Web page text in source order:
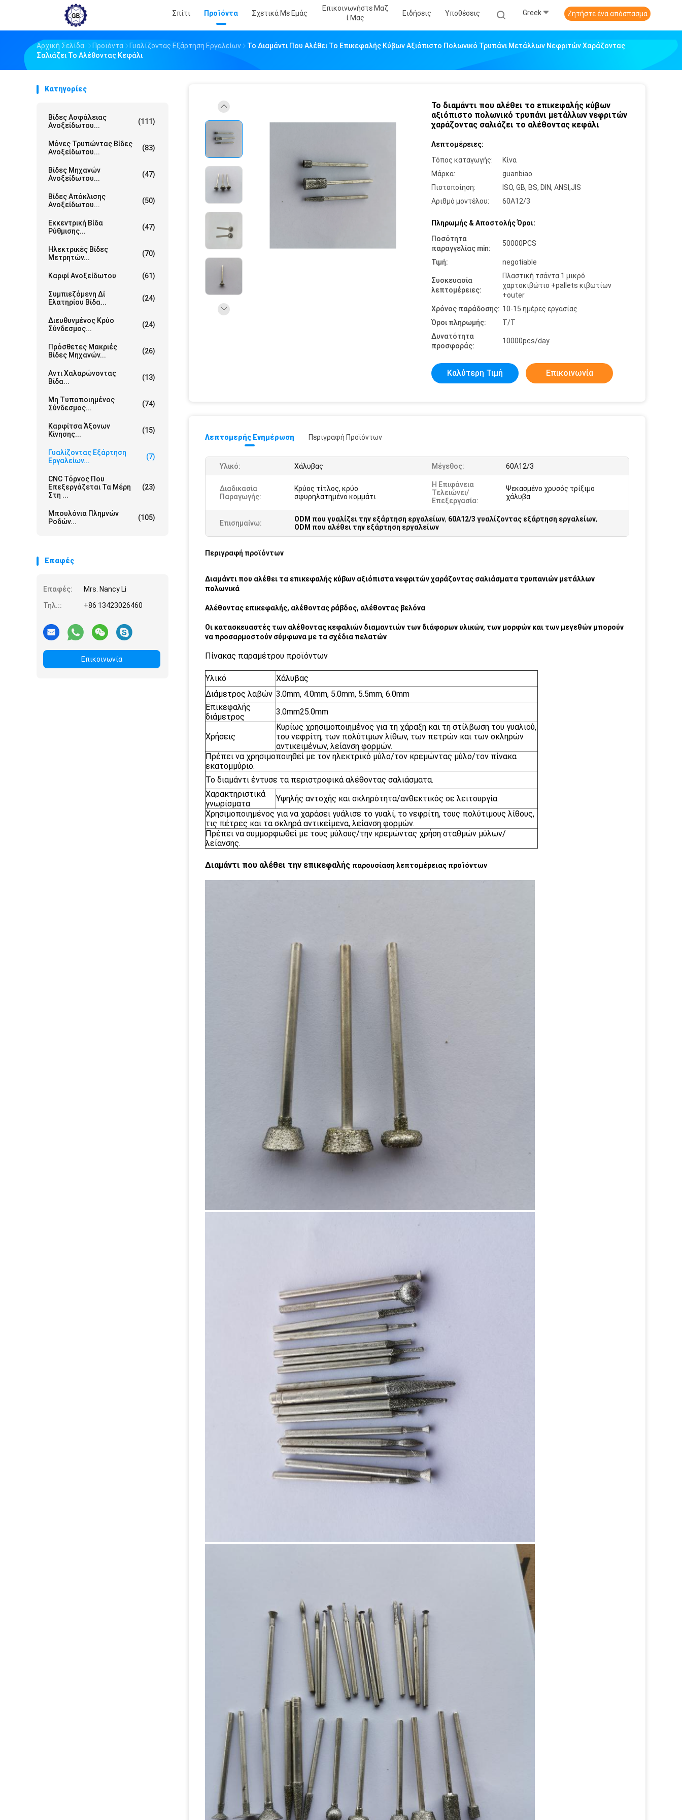
Σπίτι Προϊόντα Σχετικά Με Εμάς
Επικοινωνήστε Μαζ
Ί Μας
Ειδήσεις Υποθέσεις Greek Ζητήστε ένα απόσπασμα
Αρχική Σελίδα Προϊόντα Γυαλίζοντας Εξάρτηση Εργαλείων
Το Διαμάντι Που Αλέθει Το Επικεφαλής Κύβων Αξιόπιστο Πολωνικό Τρυπάνι Μετάλλων Νεφριτών Χαράζοντας
Σαλιάζει Το Αλέθοντας Κεφάλι
Κατηγορίες
Βίδες Ασφάλειας
Ανοξείδωτου...
(111)
Μόνες Τρυπώντας Βίδες
Ανοξείδωτου...
(83)
Βίδες Μηχανών
Ανοξείδωτου...
(47)
Βίδες Απόκλισης
Ανοξείδωτου...
(50)
Εκκεντρική Βίδα
Ρύθμισης...
(47)
Ηλεκτρικές Βίδες
Μετρητών...
(70)
Καρφί Ανοξείδωτου (61)
Συμπιεζόμενη Δί
Ελατηρίου Βίδα...
(24)
Διευθυνμένος Κρύο
Σύνδεσμος...
(24)
Πρόσθετες Μακριές
Βίδες Μηχανών...
(26)
Αντι Χαλαρώνοντας
Βίδα...
(13)
Μη Τυποποιημένος
Σύνδεσμος...
(74)
Καρφίτσα Άξονων
Κίνησης...
(15)
Γυαλίζοντας Εξάρτηση
Εργαλείων...
(7)
CNC Τόρνος Που
Επεξεργάζεται Τα Μέρη
Στη ...
(23)
Μπουλόνια Πλημνών
Ροδών...
(105)
Επαφές
Επαφές:
Mrs. Nancy Li
Τηλ.::
+86 13423026460
Επικοινωνία
Το διαμάντι που αλέθει το επικεφαλής κύβων
αξιόπιστο πολωνικό τρυπάνι μετάλλων νεφριτών
χαράζοντας σαλιάζει το αλέθοντας κεφάλι
Λεπτομέρειες:
Τόπος καταγωγής:
Κίνα
Μάρκα:
guanbiao
Πιστοποίηση:
ISO, GB, BS, DIN, ANSI,JIS
Αριθμό μοντέλου:
60A12/3
Πληρωμής & Αποστολής Όροι:
Ποσότητα
παραγγελίας min:
50000PCS
Τιμή: negotiable
Συσκευασία
λεπτομέρειες:
Πλαστική τσάντα 1 μικρό
χαρτοκιβώτιο +pallets κιβωτίων
+outer
Χρόνος παράδοσης: 10-15 ημέρες εργασίας
Όροι πληρωμής:
T/T
Δυνατότητα
προσφοράς:
10000pcs/day
Καλύτερη Τιμή Επικοινωνία
Λεπτομερής Ενημέρωση Περιγραφή Προϊόντων
Υλικό: Χάλυβας Μέγεθος: 60A12/3
Διαδικασία
Παραγωγής:
Κρύος τίτλος, κρύο
σφυρηλατημένο κομμάτι
Η Επιφάνεια
Τελειώνει/
Επεξεργασία:
Ψεκασμένο χρυσός τρίξιμο
χάλυβα
Επισημαίνω: ODM που γυαλίζει την εξάρτηση εργαλείων, 60A12/3 γυαλίζοντας εξάρτηση εργαλείων,
ODM που αλέθει την εξάρτηση εργαλείων
Περιγραφή προϊόντων
Διαμάντι που αλέθει τα επικεφαλής κύβων αξιόπιστα νεφριτών χαράζοντας σαλιάσματα τρυπανιών μετάλλων
πολωνικά
Αλέθοντας επικεφαλής, αλέθοντας ράβδος, αλέθοντας βελόνα
Οι κατασκευαστές των αλέθοντας κεφαλιών διαμαντιών των διάφορων υλικών, των μορφών και των μεγεθών μπορούν
να προσαρμοστούν σύμφωνα με τα σχέδια πελατών
Πίνακας παραμέτρου προϊόντων
Υλικό
Χάλυβας
Διάμετρος λαβών 3.0mm, 4.0mm, 5.0mm, 5.5mm, 6.0mm
Επικεφαλής
διάμετρος
3.0mm25.0mm
Χρήσεις
Κυρίως χρησιμοποιημένος για τη χάραξη και τη στίλβωση του γυαλιού,
του νεφρίτη, των πολύτιμων λίθων, των πετρών και των σκληρών
αντικειμένων, λείανση φορμών.
Πρέπει να χρησιμοποιηθεί με τον ηλεκτρικό μύλο/τον κρεμώντας μύλο/τον πίνακα
εκατομμύριο.
Το διαμάντι έντυσε τα περιστροφικά αλέθοντας σαλιάσματα.
Χαρακτηριστικά
γνωρίσματα
Υψηλής αντοχής και σκληρότητα/ανθεκτικός σε λειτουργία.
Χρησιμοποιημένος για να χαράσει γυάλισε το γυαλί, το νεφρίτη, τους πολύτιμους λίθους,
τις πέτρες και τα σκληρά αντικείμενα, λείανση φορμών.
Πρέπει να συμμορφωθεί με τους μύλους/την κρεμώντας χρήση σταθμών μύλων/
λείανσης.
Διαμάντι που αλέθει την επικεφαλής παρουσίαση λεπτομέρειας προϊόντων